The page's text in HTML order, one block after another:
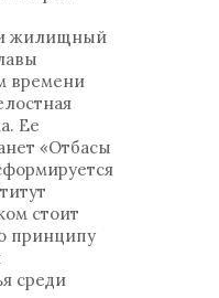
и жилищный
времени
Ее
«Отбасы
стоит
принципу
среди